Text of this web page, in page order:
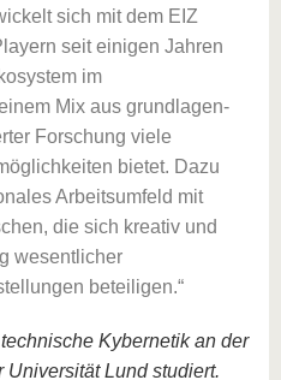
sich mit dem EIZ
seit einigen Jahren
im
Mix aus grundlagen-
Forschung viele
bietet. Dazu
Arbeitsumfeld mit
die sich kreativ und
wesentlicher
beteiligen.
Kybernetik an der
Universität Lund studiert.